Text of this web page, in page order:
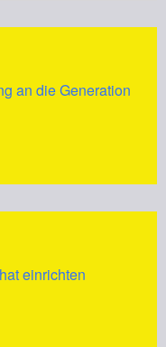
an die Generation
einrichten